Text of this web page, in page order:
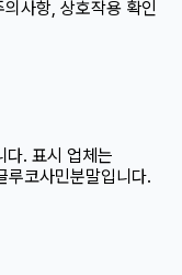
사항, 상호작용 확인
다. 표시 업체는
루코사민분말입니다.